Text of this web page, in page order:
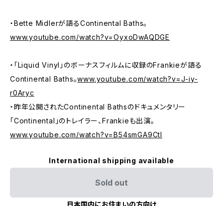
・Bette Midlerが語るContinental Baths。
www.youtube.com/watch?v=OyxoDwAQDGE
・「Liquid Vinyl」のボーナスフィルムに収録のFrankieが語る
Continental Baths。www.youtube.com/watch?v=J-iy-
r0Aryc
・昨年公開されたContinental Bathsのドキュメンタリー
「Continental」のトレイラー、Frankieも出演。
www.youtube.com/watch?v=B54smGA9CtI
International shipping available
Sold out
日本国内にお住まいの方向け